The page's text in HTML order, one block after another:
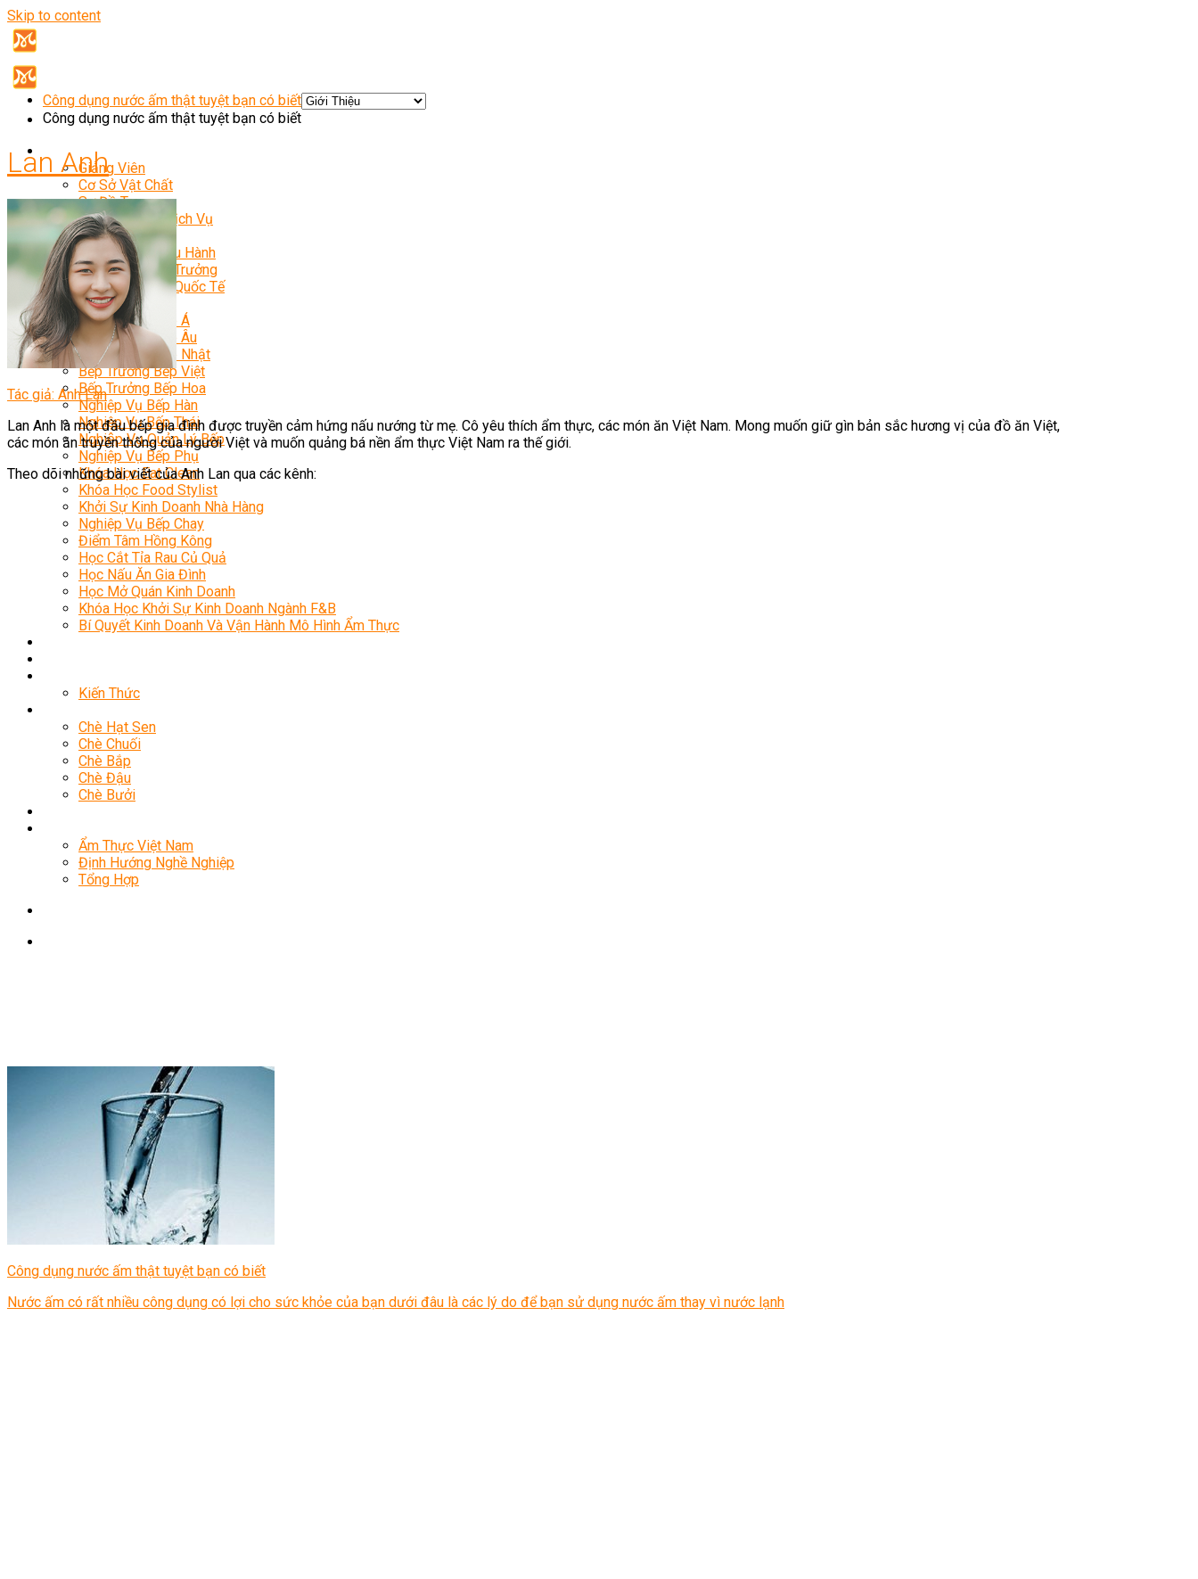
Skip to content
Giới Thiệu
Giảng Viên
Cơ Sở Vật Chất
Sơ Đồ Trang
Điều Khoản & Dịch Vụ
Khóa Học
Bếp Trưởng Điều Hành
Nghiệp Vụ Bếp Trưởng
Nghiệp Vụ Bếp Quốc Tế
Master Class
Bếp Trưởng Bếp Á
Bếp Trưởng Bếp Âu
Bếp Trưởng Bếp Nhật
Bếp Trưởng Bếp Việt
Bếp Trưởng Bếp Hoa
Nghiệp Vụ Bếp Hàn
Nghiệp Vụ Bếp Thái
Nghiệp Vụ Quản Lý Bếp
Nghiệp Vụ Bếp Phụ
Khóa Học Eat Clean
Khóa Học Food Stylist
Khởi Sự Kinh Doanh Nhà Hàng
Nghiệp Vụ Bếp Chay
Điểm Tâm Hồng Kông
Học Cắt Tỉa Rau Củ Quả
Học Nấu Ăn Gia Đình
Học Mở Quán Kinh Doanh
Khóa Học Khởi Sự Kinh Doanh Ngành F&B
Bí Quyết Kinh Doanh Và Vận Hành Mô Hình Ẩm Thực
Kiến Thức
Chè Hạt Sen
Chè Chuối
Chè Bắp
Chè Đậu
Chè Bưởi
Ẩm Thực Việt Nam
Định Hướng Nghề Nghiệp
Tổng Hợp
Công dụng nước ấm thật tuyệt bạn có biết
Công dụng nước ấm thật tuyệt bạn có biết
Lan Anh
Tác giả: Anh Lan
Lan Anh là một đầu bếp gia đình được truyền cảm hứng nấu nướng từ mẹ. Cô yêu thích ẩm thực, các món ăn Việt Nam. Mong muốn giữ gìn bản sắc hương vị của đồ ăn Việt,
các món ăn truyền thống của người Việt và muốn quảng bá nền ẩm thực Việt Nam ra thế giới.
Theo dõi những bài viết của Anh Lan qua các kênh:
Công dụng nước ấm thật tuyệt bạn có biết
Nước ấm có rất nhiều công dụng có lợi cho sức khỏe của bạn dưới đâu là các lý do để bạn sử dụng nước ấm thay vì nước lạnh